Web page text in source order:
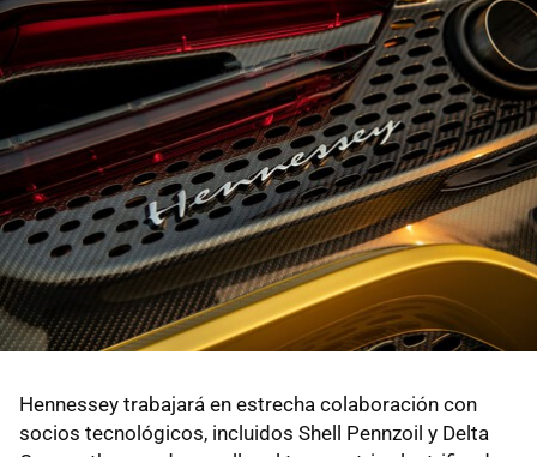
Hennessey trabajará en estrecha colaboración con
socios tecnológicos, incluidos Shell Pennzoil y Delta